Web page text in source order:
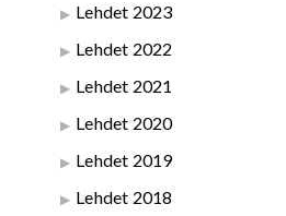
Lehdet 2023
Lehdet 2022
Lehdet 2021
Lehdet 2020
Lehdet 2019
Lehdet 2018